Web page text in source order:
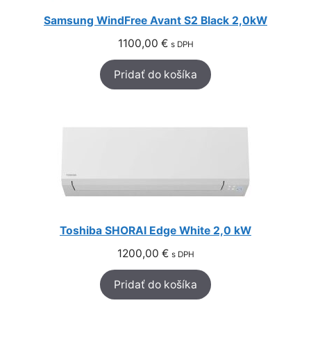
Samsung WindFree Avant S2 Black 2,0kW
1100,00 € s DPH
Pridať do košíka
Toshiba SHORAI Edge White 2,0 kW
1200,00 € s DPH
Pridať do košíka